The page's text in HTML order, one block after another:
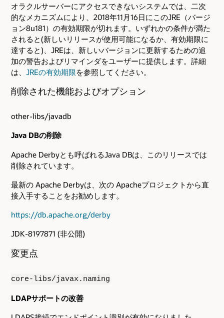
オラクルサーバーにアクセスできないシステムでは、二次
的なメカニズムにより、2018年11月16日にこのJRE（バージ
ョン8u181）の有効期限が切れます。いずれかの条件が満た
されると(新しいリリースが使用可能になるか、有効期限に
達すると)、JREは、新しいバージョンに更新するための追
加の警告およびリマインダをユーザーに提供します。詳細
は、 JREの有効期限を参照してください。
削除された機能およびオプション
other-libs/javadb
Java DBの削除
Apache Derbyとも呼ばれるJava DBは、このリリースでは
削除されています。
最新の Apache Derbyは、次の Apacheプロジェクトから直
接入手することをお勧めします。
https://db.apache.org/derby
JDK-8197871 (非公開)
変更点
core-libs/javax.naming
LDAPサポートの改善